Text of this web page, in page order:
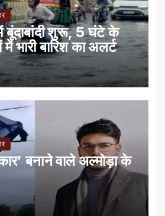
बूंदाबांदी शुरू, 5 घंटे के
में भारी बारिश का अलर्ट
बनाने वाले अल्मोड़ा के